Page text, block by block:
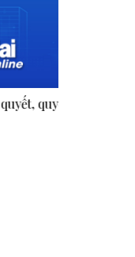
định tại các xã,